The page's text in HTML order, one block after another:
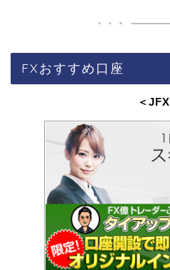
FXおすすめ口座
＜JFX